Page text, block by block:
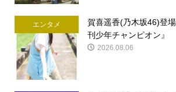
エンタメ
賀喜遥香(乃木坂46)登
刊少年チャンピオン』
2026.08.06